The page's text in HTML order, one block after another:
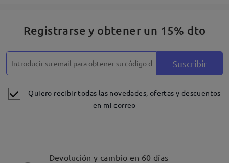
Registrarse y obtener un 15% dto
Suscribir
Quiero recibir todas las novedades, ofertas y descuentos
en mi correo
Devolución y cambio en 60 días